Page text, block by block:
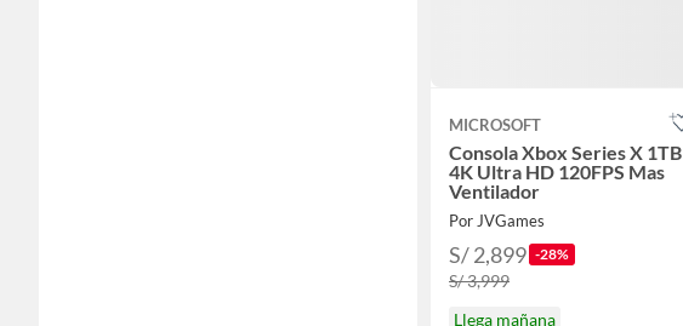
MICROSOFT
Consola Xbox Series X 1TB
4K Ultra HD 120FPS Mas
Ventilador
Por JVGames
S/ 2,899 -28%
S/ 3,999
Llega mañana